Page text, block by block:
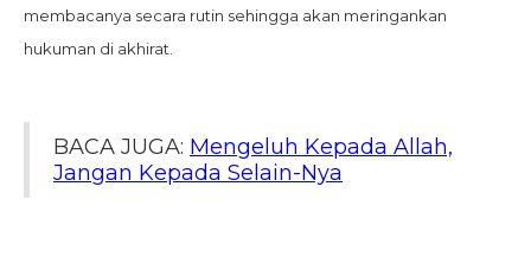
membacanya secara rutin sehingga akan meringankan
hukuman di akhirat.
BACA JUGA: Mengeluh Kepada Allah,
Jangan Kepada Selain-Nya